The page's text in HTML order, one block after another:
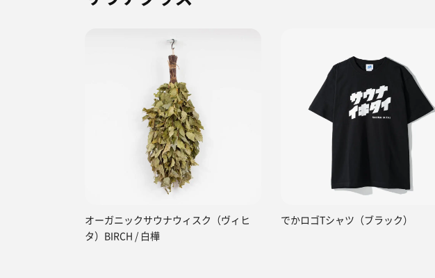
オーガニックサウナウィスク（ヴィヒ
タ）BIRCH / 白樺
でかロゴTシャツ（ブラック）